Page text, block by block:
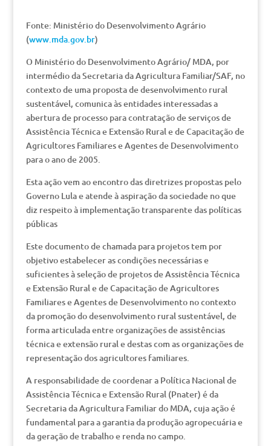
Fonte: Ministério do Desenvolvimento Agrário
(www.mda.gov.br)
O Ministério do Desenvolvimento Agrário/ MDA, por
intermédio da Secretaria da Agricultura Familiar/SAF, no
contexto de uma proposta de desenvolvimento rural
sustentável, comunica às entidades interessadas a
abertura de processo para contratação de serviços de
Assistência Técnica e Extensão Rural e de Capacitação de
Agricultores Familiares e Agentes de Desenvolvimento
para o ano de 2005.
Esta ação vem ao encontro das diretrizes propostas pelo
Governo Lula e atende à aspiração da sociedade no que
diz respeito à implementação transparente das políticas
públicas
Este documento de chamada para projetos tem por
objetivo estabelecer as condições necessárias e
suficientes à seleção de projetos de Assistência Técnica
e Extensão Rural e de Capacitação de Agricultores
Familiares e Agentes de Desenvolvimento no contexto
da promoção do desenvolvimento rural sustentável, de
forma articulada entre organizações de assistências
técnica e extensão rural e destas com as organizações de
representação dos agricultores familiares.
A responsabilidade de coordenar a Política Nacional de
Assistência Técnica e Extensão Rural (Pnater) é da
Secretaria da Agricultura Familiar do MDA, cuja ação é
fundamental para a garantia da produção agropecuária e
da geração de trabalho e renda no campo.